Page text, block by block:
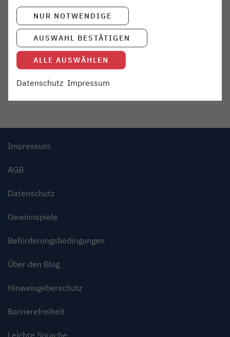
DIGITALE PRESSEMAPPE
Hier finden Sie aktuelle
Basisinformationen zum
Unternehmen.
Mehr- Download als PDF
Link öffnet in neuem Fenster
Impressum
AGB
Datenschutz
Gewinnspiele
Beförderungsbedingungen
Über den Blog
Hinweisgeberschutz
Barrierefreiheit
Leichte Sprache
NUR NOTWENDIGE
AUSWAHL BESTÄTIGEN
ALLE AUSWÄHLEN
Datenschutz Impressum